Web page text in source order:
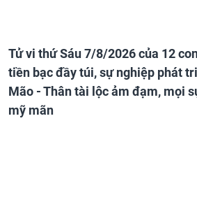
Tử vi thứ Sáu 7/8/2026 của 12
tiền bạc đầy túi, sự nghiệp phát
Mão - Thân tài lộc ảm đạm, mọi
mỹ mãn